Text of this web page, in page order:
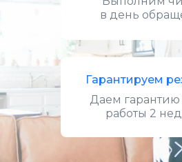
в день
Гарантируем
Даем гарантию
работы 2